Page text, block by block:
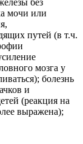
без
мочи или
путей (в т.ч.
мозга у
болезнь
и
(реакция на
выражена);